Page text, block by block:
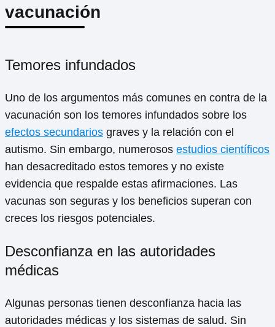
vacunación
Temores infundados
Uno de los argumentos más comunes en contra de la
vacunación son los temores infundados sobre los
efectos secundarios graves y la relación con el
autismo. Sin embargo, numerosos estudios científicos
han desacreditado estos temores y no existe
evidencia que respalde estas afirmaciones. Las
vacunas son seguras y los beneficios superan con
creces los riesgos potenciales.
Desconfianza en las autoridades
médicas
Algunas personas tienen desconfianza hacia las
autoridades médicas y los sistemas de salud. Sin